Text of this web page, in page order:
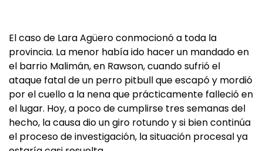
El caso de Lara Agüero conmocionó a toda la
provincia. La menor había ido hacer un mandado en
el barrio Malimán, en Rawson, cuando sufrió el
ataque fatal de un perro pitbull que escapó y mordió
por el cuello a la nena que prácticamente falleció en
el lugar. Hoy, a poco de cumplirse tres semanas del
hecho, la causa dio un giro rotundo y si bien continúa
el proceso de investigación, la situación procesal ya